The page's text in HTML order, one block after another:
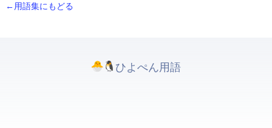
← 用語集にもどる
ひよぺんIT用語. All rights reserved.